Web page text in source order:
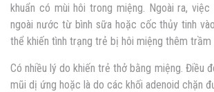
khuẩn có mùi hôi trong miệng. Ngoài ra,
ngoài nước từ bình sữa hoặc cốc thủy tinh
thể khiến tình trạng trẻ bị hôi miệng thêm trầm
Có nhiều lý do khiến trẻ thở bằng miệng. Điều
mũi dị ứng hoặc là do các khối adenoid chặn